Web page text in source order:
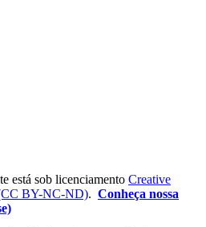
está sob licenciamento Creative
BY-NC-ND). Conheça nossa